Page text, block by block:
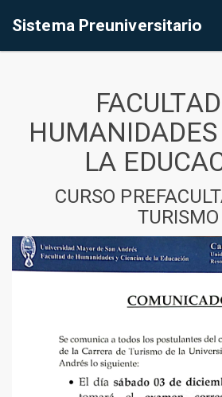
Sistema Preuniversitario
LA
CURSO
TURISMO